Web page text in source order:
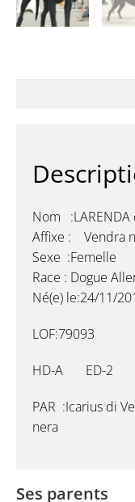
Nom :LARENDA
Affixe : Vendra
Sexe :Femelle
Race : Dogue
Né(e) le:24/11/
LOF:79093
HD-A ED-2
PAR :Icarius di
nera
Ses parents